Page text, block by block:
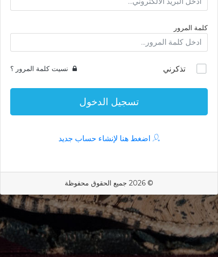
كلمة المرور
تذكرني نسيت كلمة المرور ؟
تسجيل الدخول
اضغط هنا لإنشاء حساب جديد
© 2026 جميع الحقوق محفوظة